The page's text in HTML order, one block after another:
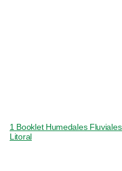
1 Booklet Humedales
Litoral